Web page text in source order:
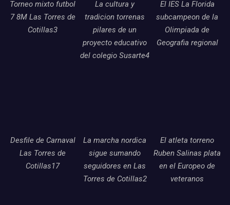
Torneo mixto futbol
7 8M Las Torres de
Cotillas3
La cultura y
tradicion torrenas
pilares de un
proyecto educativo
del colegio Susarte4
El IES La Florida
subcampeon de la
Olimpiada de
Geografia regional
Desfile de Carnaval
Las Torres de
Cotillas17
La marcha nordica
sigue sumando
seguidores en Las
Torres de Cotillas2
El atleta torreno
Ruben Salinas plata
en el Europeo de
veteranos